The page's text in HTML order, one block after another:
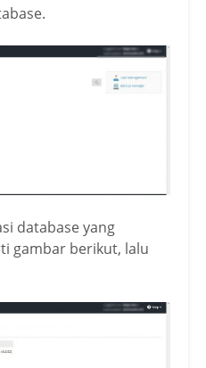
database yang
gambar berikut, lalu